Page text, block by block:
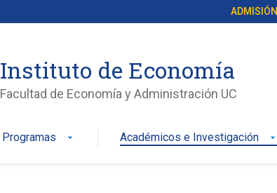
ADMISIÓN
Instituto de Economía
Facultad de Economía y Administración UC
Programas arrow_drop_down Académicos e Investigación arrow_drop_down